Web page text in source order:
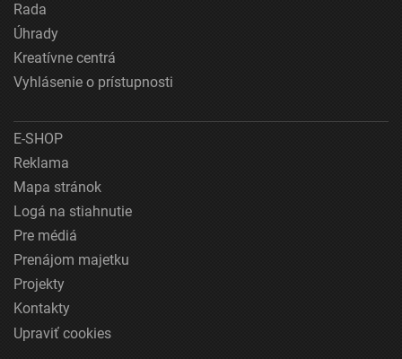
Rada
Úhrady
Kreatívne centrá
Vyhlásenie o prístupnosti
E-SHOP
Reklama
Mapa stránok
Logá na stiahnutie
Pre médiá
Prenájom majetku
Projekty
Kontakty
Upraviť cookies